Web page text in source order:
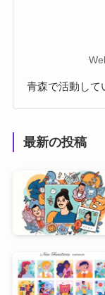
青森で活動して
最新の投稿